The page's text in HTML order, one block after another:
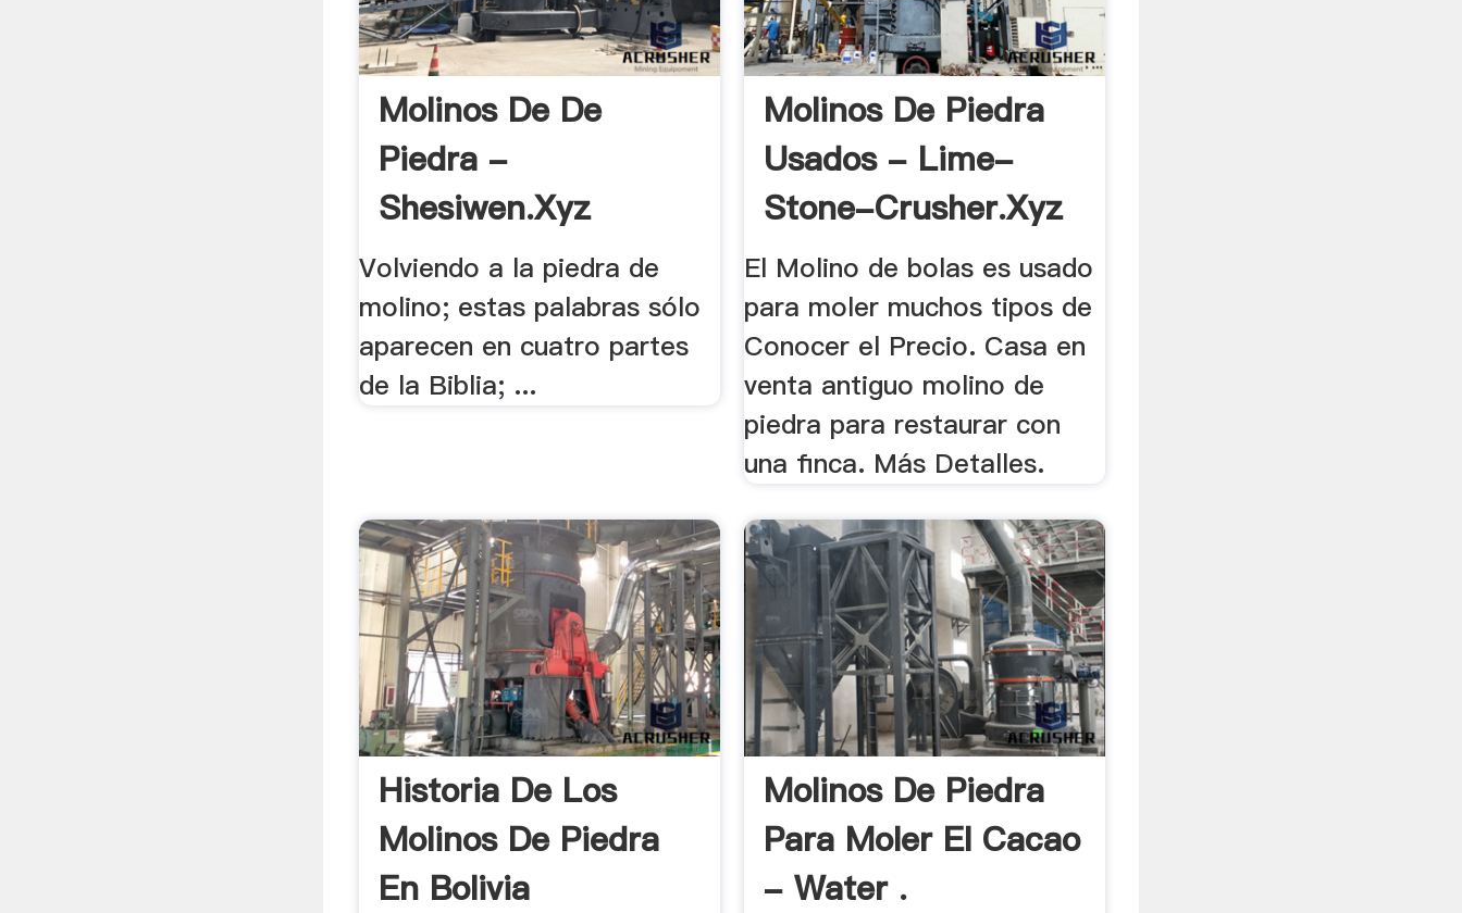
Molinos De De
Piedra -
Shesiwen.xyz
Volviendo a la piedra de
molino; estas palabras sólo
aparecen en cuatro partes
de la Biblia; ...
Molinos De Piedra
Usados - Lime-
Stone-Crusher.xyz
El Molino de bolas es usado
para moler muchos tipos de
Conocer el Precio. Casa en
venta antiguo molino de
piedra para restaurar con
una finca. Más Detalles.
Historia De Los
Molinos De Piedra
En Bolivia
Molinos De Piedra
Para Moler El Cacao
- Water .